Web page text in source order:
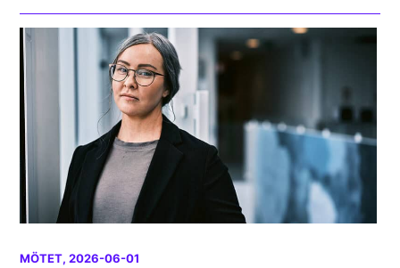
MÖTET, 2026-06-01